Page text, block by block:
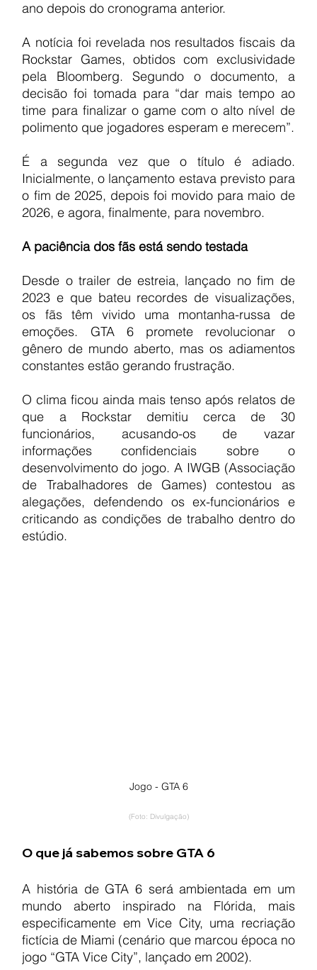
ano depois do cronograma anterior.
A notícia foi revelada nos resultados fiscais da
Rockstar Games, obtidos com exclusividade
pela Bloomberg. Segundo o documento, a
decisão foi tomada para “dar mais tempo ao
time para finalizar o game com o alto nível de
polimento que jogadores esperam e merecem”.
É a segunda vez que o título é adiado.
Inicialmente, o lançamento estava previsto para
o fim de 2025, depois foi movido para maio de
2026, e agora, finalmente, para novembro.
A paciência dos fãs está sendo testada
Desde o trailer de estreia, lançado no fim de
2023 e que bateu recordes de visualizações,
os fãs têm vivido uma montanha-russa de
emoções. GTA 6 promete revolucionar o
gênero de mundo aberto, mas os adiamentos
constantes estão gerando frustração.
O clima ficou ainda mais tenso após relatos de
que a Rockstar demitiu cerca de 30
funcionários, acusando-os de vazar
informações confidenciais sobre o
desenvolvimento do jogo. A IWGB (Associação
de Trabalhadores de Games) contestou as
alegações, defendendo os ex-funcionários e
criticando as condições de trabalho dentro do
estúdio.
Jogo - GTA 6
(Foto: Divulgação)
O que já sabemos sobre GTA 6
A história de GTA 6 será ambientada em um
mundo aberto inspirado na Flórida, mais
especificamente em Vice City, uma recriação
fictícia de Miami (cenário que marcou época no
jogo “GTA Vice City”, lançado em 2002).